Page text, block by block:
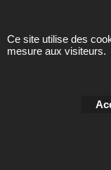
Toute reproduction
sites Avril
Ce site utilise des
mesure aux visiteurs.